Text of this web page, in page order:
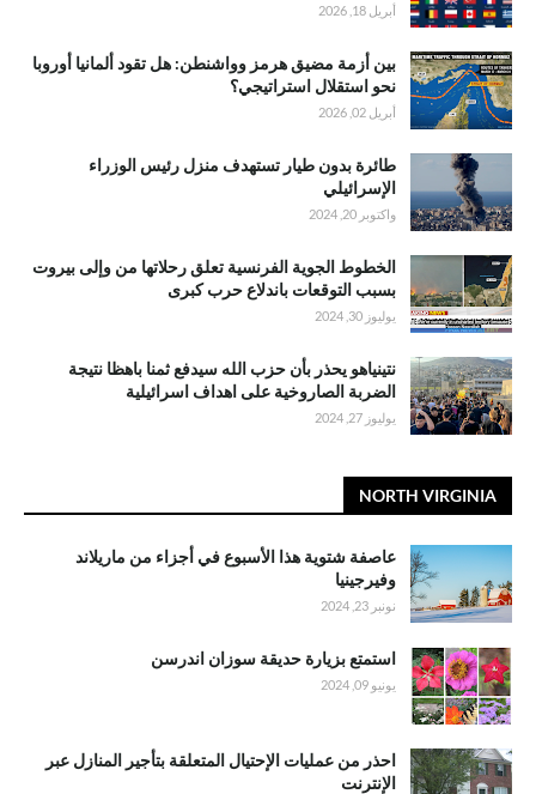
أبريل 18, 2026
بين أزمة مضيق هرمز وواشنطن: هل تقود ألمانيا أوروبا
نحو استقلال استراتيجي؟
أبريل 02, 2026
طائرة بدون طيار تستهدف منزل رئيس الوزراء
الإسرائيلي
واكتوبر 20, 2024
الخطوط الجوية الفرنسية تعلق رحلاتها من وإلى بيروت
بسبب التوقعات باندلاع حرب كبرى
يوليوز 30, 2024
نتينياهو يحذر بأن حزب الله سيدفع ثمنا باهظا نتيجة
الضربة الصاروخية على اهداف اسرائيلية
يوليوز 27, 2024
NORTH VIRGINIA
عاصفة شتوية هذا الأسبوع في أجزاء من ماريلاند
وفيرجينيا
نونبر 23, 2024
استمتع بزيارة حديقة سوزان اندرسن
يونيو 09, 2024
احذر من عمليات الإحتيال المتعلقة بتأجير المنازل عبر
الإنترنت